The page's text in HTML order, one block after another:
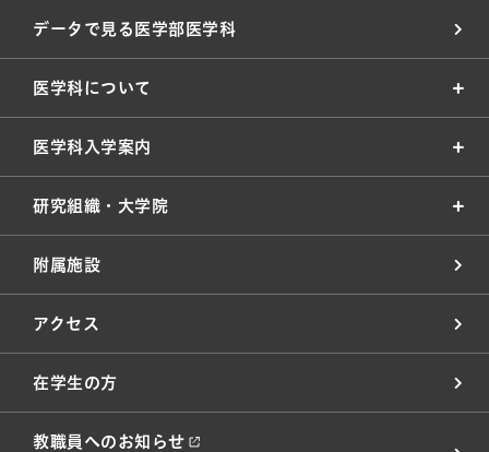
データで見る医学部医学科
医学科について
医学科入学案内
研究組織・大学院
附属施設
アクセス
在学生の方
教職員へのお知らせ